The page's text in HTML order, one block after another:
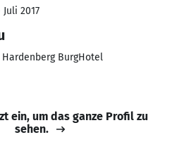
Juli 2017
BurgHotel
ein, um das ganze Profil zu
sehen.